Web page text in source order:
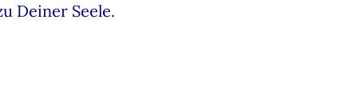
Deiner Seele.